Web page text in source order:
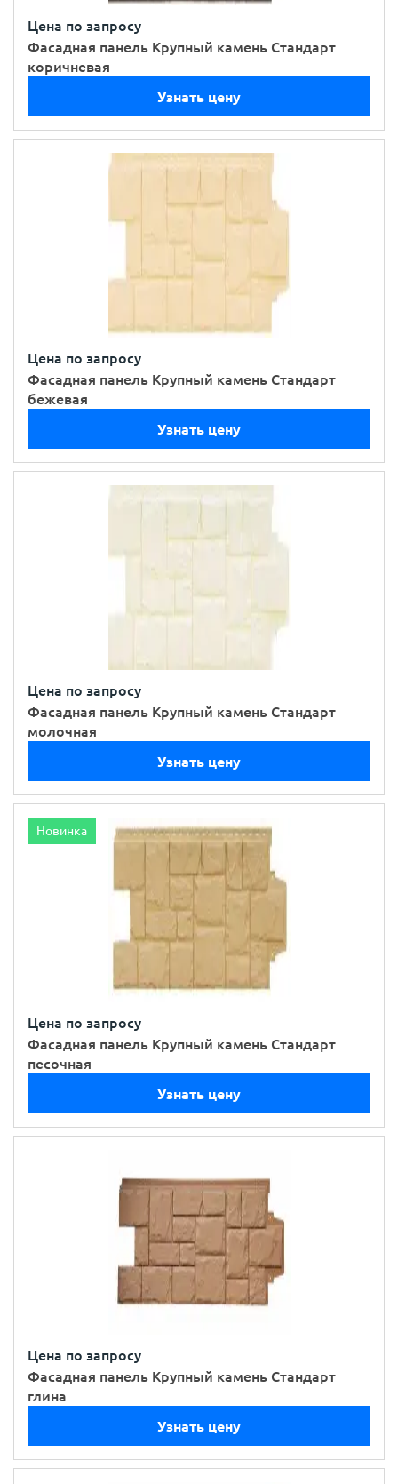
Цена по запросу
Фасадная панель Крупный камень Стандарт
коричневая
Узнать цену
Цена по запросу
Фасадная панель Крупный камень Стандарт
бежевая
Узнать цену
Цена по запросу
Фасадная панель Крупный камень Стандарт
молочная
Узнать цену
Новинка
Цена по запросу
Фасадная панель Крупный камень Стандарт
песочная
Узнать цену
Цена по запросу
Фасадная панель Крупный камень Стандарт
глина
Узнать цену